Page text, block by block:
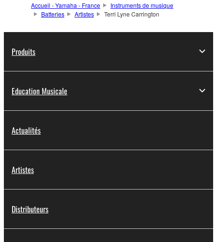
Accueil - Yamaha - France
Instruments de musique
Batteries
Artistes Terri Lyne Carrington
Produits
Education Musicale
Actualités
Artistes
Distributeurs